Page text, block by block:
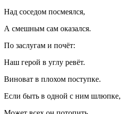
Над соседом посмеялся,
А смешным сам оказался.
По заслугам и почёт:
Наш герой в углу ревёт.
Виноват в плохом поступке.
Если быть в одной с ним шлюпке,